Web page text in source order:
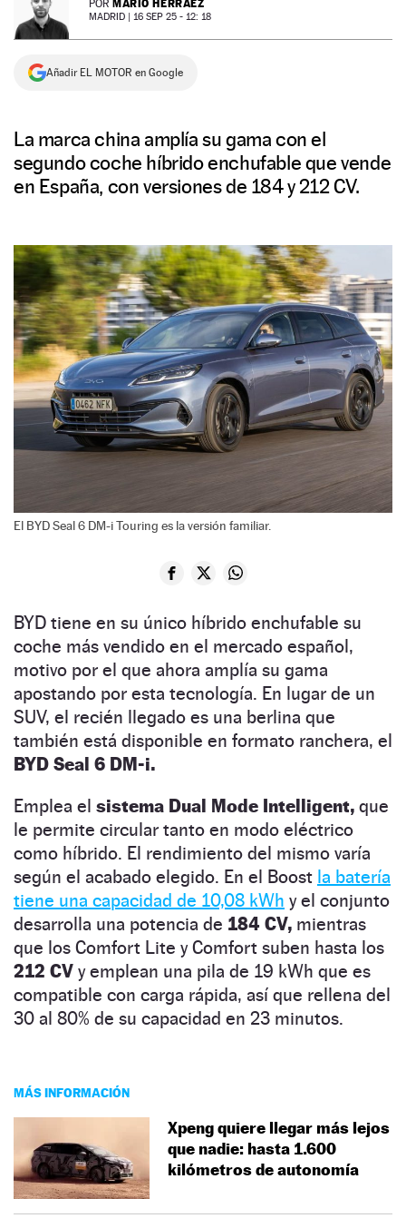
NEWSLETTER
SÍGUENOS
POR MARIO HERRÁEZ
MADRID | 16 SEP 25 - 12: 18
Añadir EL MOTOR en Google
La marca china amplía su gama con el
segundo coche híbrido enchufable que vende
en España, con versiones de 184 y 212 CV.
El BYD Seal 6 DM-i Touring es la versión familiar.
BYD tiene en su único híbrido enchufable su
coche más vendido en el mercado español,
motivo por el que ahora amplía su gama
apostando por esta tecnología. En lugar de un
SUV, el recién llegado es una berlina que
también está disponible en formato ranchera, el
BYD Seal 6 DM-i.
Emplea el sistema Dual Mode Intelligent, que
le permite circular tanto en modo eléctrico
como híbrido. El rendimiento del mismo varía
según el acabado elegido. En el Boost la batería
tiene una capacidad de 10,08 kWh y el conjunto
desarrolla una potencia de 184 CV, mientras
que los Comfort Lite y Comfort suben hasta los
212 CV y emplean una pila de 19 kWh que es
compatible con carga rápida, así que rellena del
30 al 80% de su capacidad en 23 minutos.
MÁS INFORMACIÓN
Xpeng quiere llegar más lejos
que nadie: hasta 1.600
kilómetros de autonomía